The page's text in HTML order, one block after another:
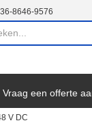
8646-9576
Vraag een offerte
V DC